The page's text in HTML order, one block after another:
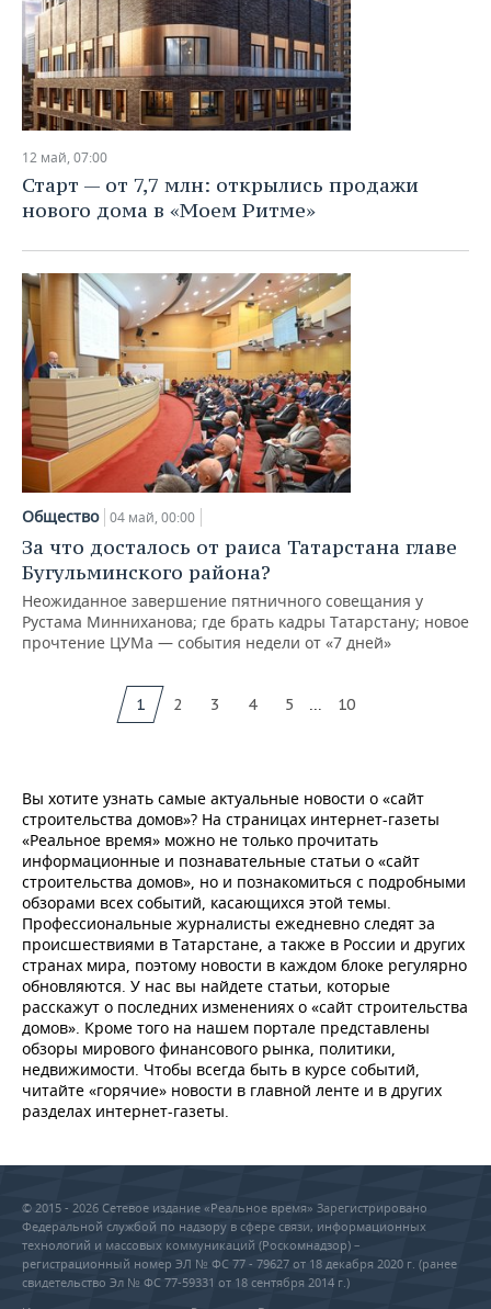
12 май, 07:00
Старт — от 7,7 млн: открылись продажи
нового дома в «Моем Ритме»
Общество 04 май, 00:00
За что досталось от раиса Татарстана главе
Бугульминского района?
Неожиданное завершение пятничного совещания у
Рустама Минниханова; где брать кадры Татарстану; новое
прочтение ЦУМа — события недели от «7 дней»
1 2 3 4 5 ... 10
Вы хотите узнать самые актуальные новости о «сайт
строительства домов»? На страницах интернет-газеты
«Реальное время» можно не только прочитать
информационные и познавательные статьи о «сайт
строительства домов», но и познакомиться с подробными
обзорами всех событий, касающихся этой темы.
Профессиональные журналисты ежедневно следят за
происшествиями в Татарстане, а также в России и других
странах мира, поэтому новости в каждом блоке регулярно
обновляются. У нас вы найдете статьи, которые
расскажут о последних изменениях о «сайт строительства
домов». Кроме того на нашем портале представлены
обзоры мирового финансового рынка, политики,
недвижимости. Чтобы всегда быть в курсе событий,
читайте «горячие» новости в главной ленте и в других
разделах интернет-газеты.
© 2015 - 2026 Сетевое издание «Реальное время» Зарегистрировано
Федеральной службой по надзору в сфере связи, информационных
технологий и массовых коммуникаций (Роскомнадзор) –
регистрационный номер ЭЛ № ФС 77 - 79627 от 18 декабря 2020 г. (ранее
свидетельство Эл № ФС 77-59331 от 18 сентября 2014 г.)